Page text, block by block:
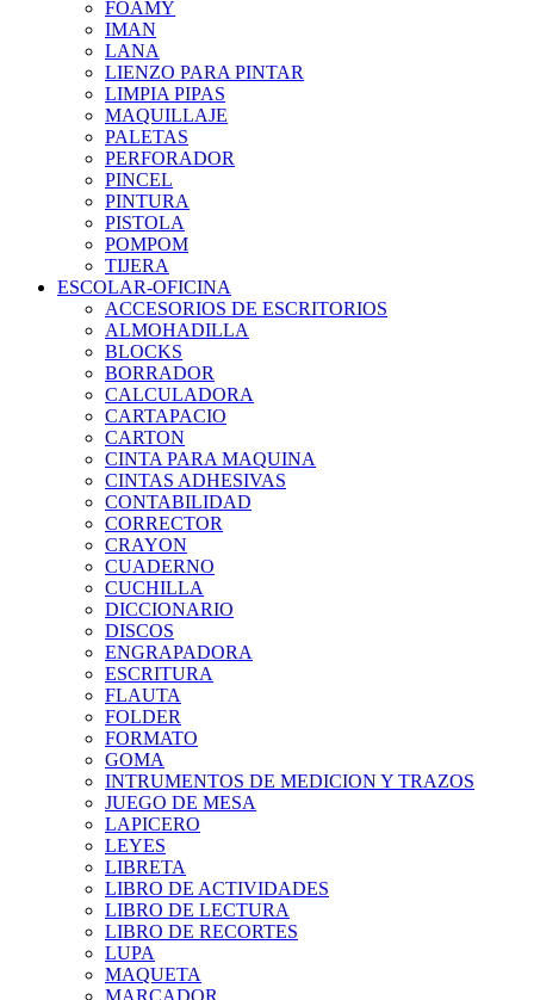
FOAMY
IMAN
LANA
LIENZO PARA PINTAR
LIMPIA PIPAS
MAQUILLAJE
PALETAS
PERFORADOR
PINCEL
PINTURA
PISTOLA
POMPOM
TIJERA
ESCOLAR-OFICINA
ACCESORIOS DE ESCRITORIOS
ALMOHADILLA
BLOCKS
BORRADOR
CALCULADORA
CARTAPACIO
CARTON
CINTA PARA MAQUINA
CINTAS ADHESIVAS
CONTABILIDAD
CORRECTOR
CRAYON
CUADERNO
CUCHILLA
DICCIONARIO
DISCOS
ENGRAPADORA
ESCRITURA
FLAUTA
FOLDER
FORMATO
GOMA
INTRUMENTOS DE MEDICION Y TRAZOS
JUEGO DE MESA
LAPICERO
LEYES
LIBRETA
LIBRO DE ACTIVIDADES
LIBRO DE LECTURA
LIBRO DE RECORTES
LUPA
MAQUETA
MARCADOR